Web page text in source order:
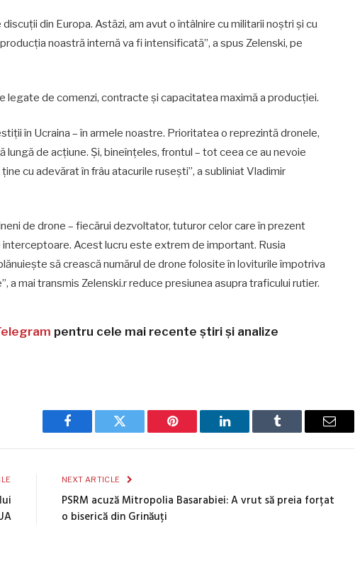
din Europa. Astăzi, am avut o întâlnire cu militarii noștri și cu
noastră internă va fi intensificată”, a spus Zelenski, pe
legate de comenzi, contracte și capacitatea maximă a producției.
în Ucraina – în armele noastre. Prioritatea o reprezintă dronele,
de acțiune. Și, bineînțeles, frontul – tot ceea ce au nevoie
cu adevărat în frâu atacurile rusești”, a subliniat Vladimir
de drone – fiecărui dezvoltator, tuturor celor care în prezent
Acest lucru este extrem de important. Rusia
să crească numărul de drone folosite în loviturile împotriva
a mai transmis Zelenski.r reduce presiunea asupra traficului rutier.
pentru cele mai recente știri și analize
Facebook Twitter Pinterest LinkedIn Tumblr Email
NEXT ARTICLE
PSRM acuză Mitropolia Basarabiei: A vrut să preia forțat
o biserică din Grinăuți